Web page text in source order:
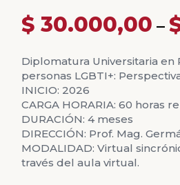
$30.000,00 –
Diplomatura Universitaria
personas LGBTI+:
INICIO: 2026
CARGA HORARIA: 60 horas
DURACIÓN: 4 meses
DIRECCIÓN: Prof. Mag.
MODALIDAD: Virtual
través del aula virtual.